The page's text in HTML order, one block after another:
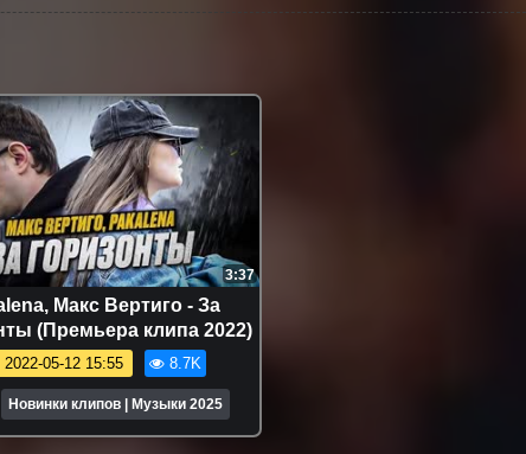
3:37
Макс Вертиго - За
(Премьера клипа 2022)
2022-05-12 15:55 8.7K
Новинки клипов | Музыки 2025